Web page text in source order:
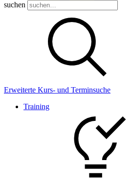
suchen
Erweiterte Kurs- und Terminsuche
Training